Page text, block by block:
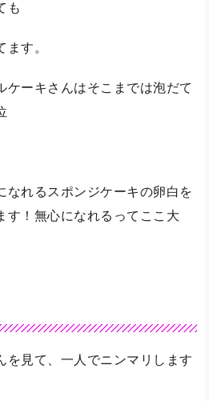
も
す。
ケーキさんはそこまでは泡だて
なれるスポンジケーキの卵白を
す！無心になれるってここ大
を見て、一人でニンマリします